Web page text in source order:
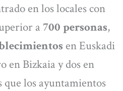
en los locales con
a 700 personas,
en Euskadi
en Bizkaia y dos en
los ayuntamientos